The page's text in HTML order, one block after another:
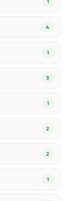
1
4
1
3
1
2
2
1